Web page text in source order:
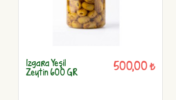
Izgara Yeşil
Zeytin 600 GR 500,00 ₺